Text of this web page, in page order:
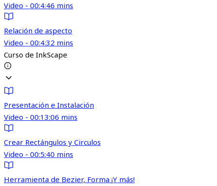
Video - 00:4:46 mins
Relación de aspecto
Video - 00:4:32 mins
Curso de InkScape
Presentación e Instalación
Video - 00:13:06 mins
Crear Rectángulos y Circulos
Video - 00:5:40 mins
Herramienta de Bezier, Forma ¡Y más!